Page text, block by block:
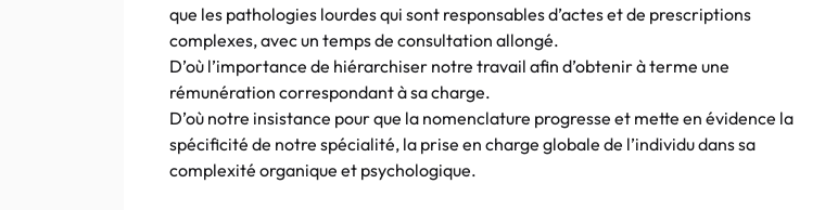
que les pathologies lourdes qui sont responsables d’actes et de prescriptions
complexes, avec un temps de consultation allongé.
D’où l’importance de hiérarchiser notre travail afin d’obtenir à terme une
rémunération correspondant à sa charge.
D’où notre insistance pour que la nomenclature progresse et mette en évidence la
spécificité de notre spécialité, la prise en charge globale de l’individu dans sa
complexité organique et psychologique.